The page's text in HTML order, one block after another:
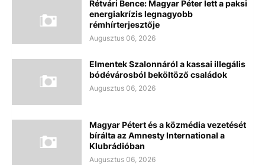
Rétvári Bence: Magyar Péter lett a paksi
energiakrízis legnagyobb
rémhírterjesztője
Augusztus 06, 2026
Elmentek Szalonnáról a kassai illegális
bódévárosból beköltöző családok
Augusztus 06, 2026
Magyar Pétert és a közmédia vezetését
bírálta az Amnesty International a
Klubrádióban
Augusztus 06, 2026